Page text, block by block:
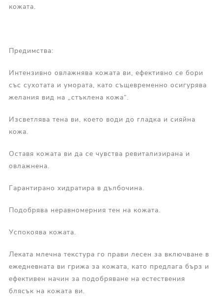
кожата.
Предимства:
Интензивно овлажнява кожата ви, ефективно се бори
със сухотата и умората, като същевременно осигурява
желания вид на „стъклена кожа“.
Изсветлява тена ви, което води до гладка и сияйна
кожа.
Оставя кожата ви да се чувства ревитализирана и
овлажнена.
Гарантирано хидратира в дълбочина.
Подобрява неравномерния тен на кожата.
Успокоява кожата.
Леката млечна текстура го прави лесен за включване в
ежедневната ви грижа за кожата, като предлага бърз и
ефективен начин за подобряване на естествения
блясък на кожата ви.